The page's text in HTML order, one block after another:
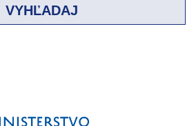
VYHĽADAJ